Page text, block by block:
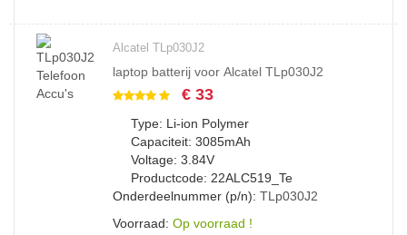
Alcatel TLp030J2
laptop batterij voor Alcatel TLp030J2
€ 33
Type: Li-ion Polymer
Capaciteit: 3085mAh
Voltage: 3.84V
Productcode: 22ALC519_Te
Onderdeelnummer (p/n): TLp030J2
Voorraad: Op voorraad !